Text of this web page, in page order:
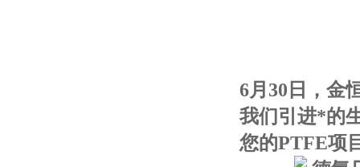
6月30日，金
我们引进*的
您的PTFE项